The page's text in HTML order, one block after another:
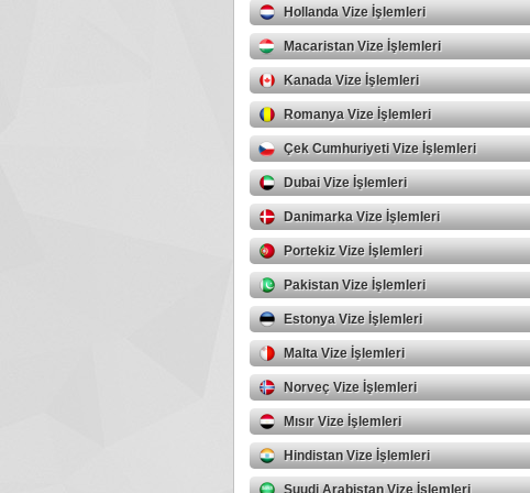
Hollanda Vize İşlemleri
Macaristan Vize İşlemleri
Kanada Vize İşlemleri
Romanya Vize İşlemleri
Çek Cumhuriyeti Vize İşlemleri
Dubai Vize İşlemleri
Danimarka Vize İşlemleri
Portekiz Vize İşlemleri
Pakistan Vize İşlemleri
Estonya Vize İşlemleri
Malta Vize İşlemleri
Norveç Vize İşlemleri
Mısır Vize İşlemleri
Hindistan Vize İşlemleri
Suudi Arabistan Vize İşlemleri